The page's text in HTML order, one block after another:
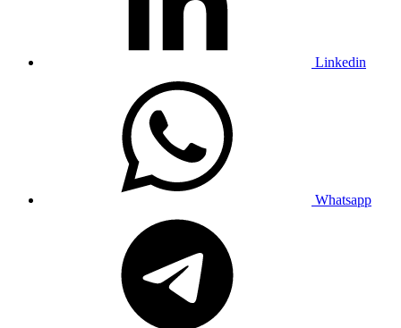
Linkedin
Whatsapp